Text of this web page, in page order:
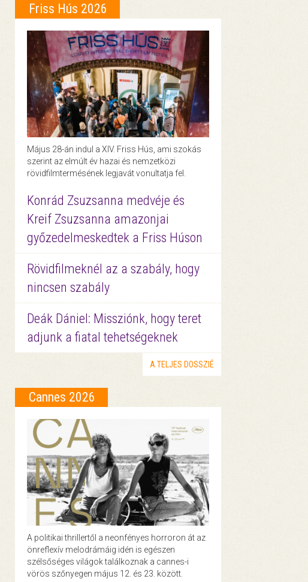
Friss Hús 2026
Május 28-án indul a XIV. Friss Hús, ami szokás
szerint az elmúlt év hazai és nemzetközi
rövidfilmtermésének legjavát vonultatja fel.
Konrád Zsuzsanna medvéje és
Kreif Zsuzsanna amazonjai
győzedelmeskedtek a Friss Húson
Rövidfilmeknél az a szabály, hogy
nincsen szabály
Deák Dániel: Missziónk, hogy teret
adjunk a fiatal tehetségeknek
A TELJES DOSSZIÉ
Cannes 2026
A politikai thrillertől a neonfényes horroron át az
önreflexív melodrámáig idén is egészen
szélsőséges világok találkoznak a cannes-i
vörös szőnyegen május 12. és 23. között.